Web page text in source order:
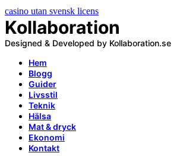
casino utan svensk licens
Kollaboration
Designed & Developed by Kollaboration.se
Hem
Blogg
Guider
Livsstil
Teknik
Hälsa
Mat & dryck
Ekonomi
Kontakt